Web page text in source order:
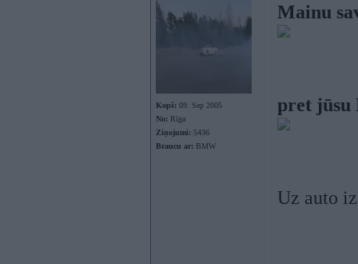
Kopš: 09. Sep 2005
No: Rīga
Ziņojumi: 5436
Braucu ar: BMW
Mainu
pret jūsu
Uz auto